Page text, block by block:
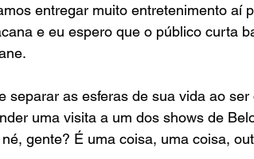
entregar muito entretenimento aí
e eu espero que o público curta
separar as esferas de sua vida ao
uma visita a um dos shows de
gente? É uma coisa, uma coisa,